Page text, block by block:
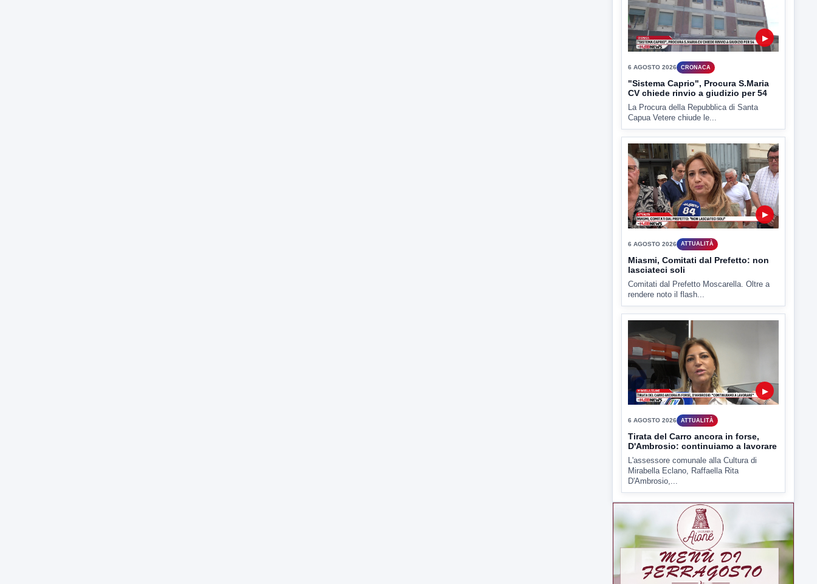
▶
6 AGOSTO 2026 ATTUALITÀ
Miasmi, Comitati dal Prefetto: non
lasciateci soli
Comitati dal Prefetto Moscarella. Oltre a
rendere noto il flash...
6 AGOSTO 2026 ATTUALITÀ
Tirata del Carro ancora in forse,
D'Ambrosio: continuiamo a lavorare
L'assessore comunale alla Cultura di
Mirabella Eclano, Raffaella Rita
D'Ambrosio,...